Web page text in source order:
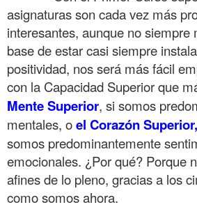
asignaturas son cada vez más
interesantes, aunque no siempre
base de estar casi siempre
positividad, nos será más fácil
con la Capacidad Superior que
Mente Superior, si somos
mentales, oel Corazón
somos predominantemente
emocionales. ¿Por qué? Porque
afines de lo pleno, gracias a los
como somos ahora.